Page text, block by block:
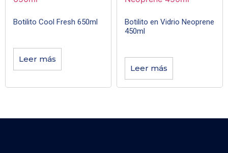
Botilito Cool Fresh 650ml
Leer más
Botilito en Vidrio Neoprene
450ml
Leer más